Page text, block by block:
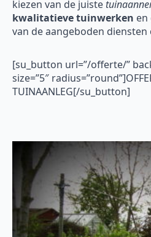
kiezen van de juiste
kwalitatieve tuinwerken en
van de aangeboden
[su_button url=”/offerte/”
size=”5″
TUINAANLEG[/su_button]